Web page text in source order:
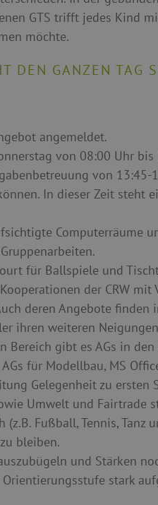
GTS trifft jedes Kind
möchte.
DEN GANZEN TAG
angemeldet.
von 08:00 Uhr bis
von
In dieser Zeit steht
Computerräume
für Ballspiele und
der CRW mit
deren Angebote finden
ihren weiteren
gibt es AGs in den
für Modellbau, MS
Gelegenheit zu ersten
Umwelt und Fairtrade
Fußball, Tennis, Tanz
bleiben.
und Stärken
stark